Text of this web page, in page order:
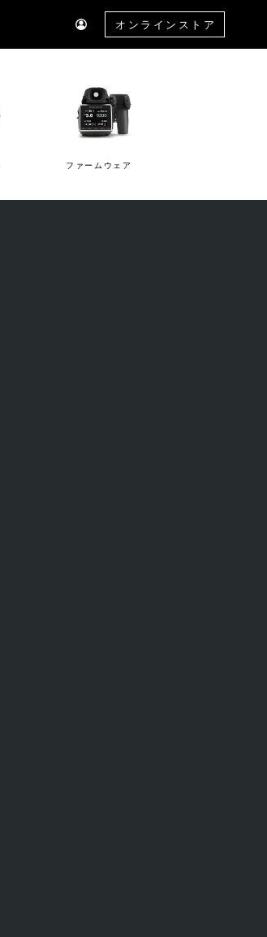
オンラインストア
ファームウェア